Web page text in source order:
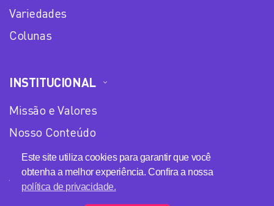
Este site utiliza cookies para garantir que você
obtenha a melhor experiência. Confira a nossa
política de privacidade.
Variedades
Colunas
INSTITUCIONAL
Missão e Valores
Nosso Conteúdo
Equipe
Anuncie no Plena Mulher